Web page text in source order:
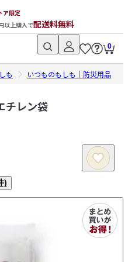
ア限定
以上購入で配送料無料
0
も いつものもしも｜防災用品
チレン袋
)